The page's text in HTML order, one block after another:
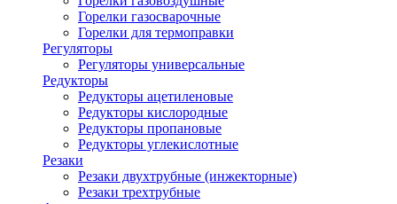
Горелки газосварочные
Горелки для термоправки
Регуляторы
Регуляторы универсальные
Редукторы
Редукторы ацетиленовые
Редукторы кислородные
Редукторы пропановые
Редукторы углекислотные
Резаки
Резаки двухтрубные (инжекторные)
Резаки трехтрубные